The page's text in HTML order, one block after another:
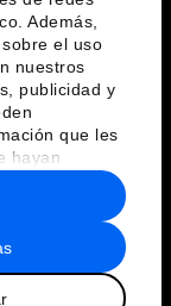
Además,
el uso
nuestros
publicidad y
que les
hayan
haya
de uso